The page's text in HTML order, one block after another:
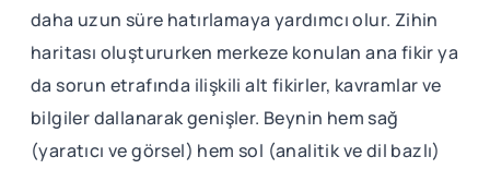
daha uzun süre hatırlamaya yardımcı olur. Zihin
haritası oluştururken merkeze konulan ana fikir ya
da sorun etrafında ilişkili alt fikirler, kavramlar ve
bilgiler dallanarak genişler. Beynin hem sağ
(yaratıcı ve görsel) hem sol (analitik ve dil bazlı)